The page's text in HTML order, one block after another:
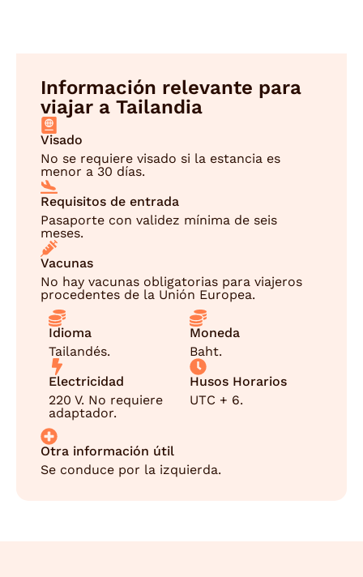
Información relevante para
viajar a Tailandia
Visado
No se requiere visado si la estancia es
menor a 30 días.
Requisitos de entrada
Pasaporte con validez mínima de seis
meses.
Vacunas
No hay vacunas obligatorias para viajeros
procedentes de la Unión Europea.
Idioma
Tailandés.
Electricidad
220 V. No requiere
adaptador.
Moneda
Baht.
Husos Horarios
UTC + 6.
Otra información útil
Se conduce por la izquierda.